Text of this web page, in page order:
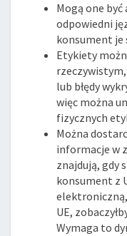
Mogą one
odpowiedni
konsument je
Etykiety
lub błędy
więc można
fizycznych
Można
informacje w
znajdują, gdy
konsument z
UE,
Wymaga to